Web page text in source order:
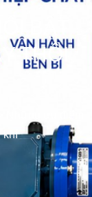
BẬT
THỔI
khí